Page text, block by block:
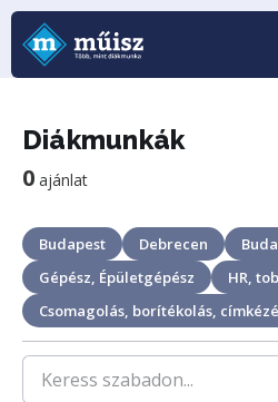
Diákmunkák
0 ajánlat
Budapest Debrecen
Gépész, Épületgépész
HR,
Csomagolás, borítékolás,